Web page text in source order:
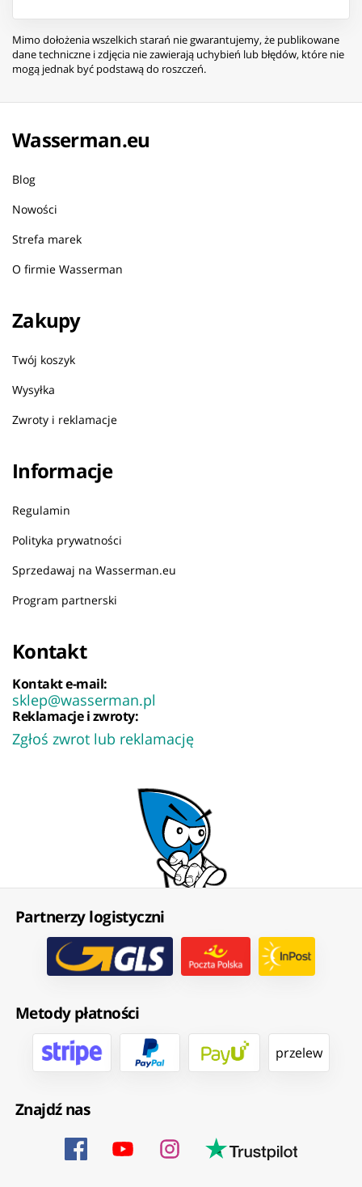
Mimo dołożenia wszelkich starań nie gwarantujemy, że publikowane
dane techniczne i zdjęcia nie zawierają uchybień lub błędów, które nie
mogą jednak być podstawą do roszczeń.
Wasserman.eu
Blog
Nowości
Strefa marek
O firmie Wasserman
Zakupy
Twój koszyk
Wysyłka
Zwroty i reklamacje
Informacje
Regulamin
Polityka prywatności
Sprzedawaj na Wasserman.eu
Program partnerski
Kontakt
Kontakt e-mail:
sklep@wasserman.pl
Reklamacje i zwroty:
Zgłoś zwrot lub reklamację
Partnerzy logistyczni
Metody płatności
przelew
Znajdź nas